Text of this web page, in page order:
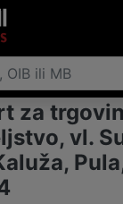
za
vl.